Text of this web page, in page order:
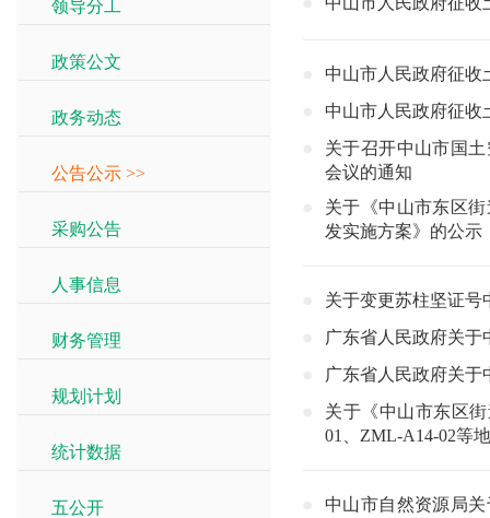
领导分工
政策公文
政务动态
公告公示 >>
采购公告
人事信息
财务管理
规划计划
统计数据
五公开
中山市人民政府征收
中山市人民政府征收
关于召开中山市国
会议的通知
关于《中山市东区
发实施方案》的公示
关于变更苏柱坚证号
广东省人民政府关于
广东省人民政府关于
关于《中山市东区
01、ZML-A14-02等
中山市自然资源局